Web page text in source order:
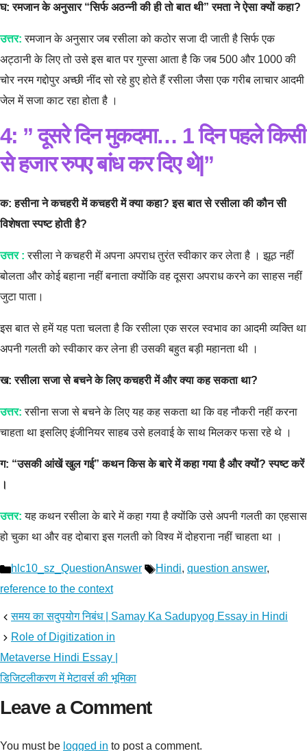
घ: रमजान के अनुसार “सिर्फ अठन्नी की ही तो बात थी” रमता ने ऐसा क्यों कहा?
उत्तर: रमजान के अनुसार जब रसीला को कठोर सजा दी जाती है सिर्फ एक
अट्ठानी के लिए तो उसे इस बात पर गुस्सा आता है कि जब 500 और 1000 की
चोर नरम गद्दोपुर अच्छी नींद सो रहे हुए होते हैं रसीला जैसा एक गरीब लाचार आदमी
जेल में सजा काट रहा होता है ।
4: ” दूसरे दिन मुकदमा… 1 दिन पहले किसी
से हजार रुपए बांध कर दिए थे|”
क: हसीना ने कचहरी में कचहरी में क्या कहा? इस बात से रसीला की कौन सी
विशेषता स्पष्ट होती है?
उत्तर : रसीला ने कचहरी में अपना अपराध तुरंत स्वीकार कर लेता है । झूठ नहीं
बोलता और कोई बहाना नहीं बनाता क्योंकि वह दूसरा अपराध करने का साहस नहीं
जुटा पाता।
इस बात से हमें यह पता चलता है कि रसीला एक सरल स्वभाव का आदमी व्यक्ति था
अपनी गलती को स्वीकार कर लेना ही उसकी बहुत बड़ी महानता थी ।
ख: रसीला सजा से बचने के लिए कचहरी में और क्या कह सकता था?
उत्तर:रसीना सजा से बचने के लिए यह कह सकता था कि वह नौकरी नहीं करना
चाहता था इसलिए इंजीनियर साहब उसे हलवाई के साथ मिलकर फसा रहे थे ।
ग: “उसकी आंखें खुल गई” कथन किस के बारे में कहा गया है और क्यों? स्पष्ट करें
।
उत्तर:यह कथन रसीला के बारे में कहा गया है क्योंकि उसे अपनी गलती का एहसास
हो चुका था और वह दोबारा इस गलती को विश्व में दोहराना नहीं चाहता था ।
Categories
hlc10_sz_QuestionAnswer Tags
Hindi, question answer,
reference to the context
समय का सदुपयोग निबंध | Samay Ka Sadupyog Essay in Hindi
Role of Digitization in
Metaverse Hindi Essay |
डिजिटलीकरण में मेटावर्स की भूमिका
Leave a Comment
You must be logged in to post a comment.